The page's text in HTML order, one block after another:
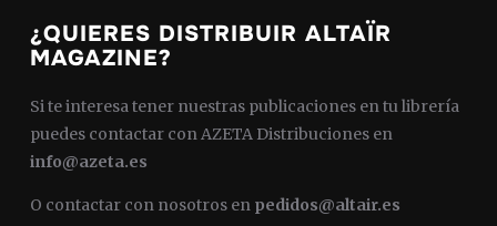
¿QUIERES DISTRIBUIR ALTAÏR
MAGAZINE?
Si te interesa tener nuestras publicaciones en tu librería
puedes contactar con AZETA Distribuciones en
info@azeta.es
O contactar con nosotros en pedidos@altair.es